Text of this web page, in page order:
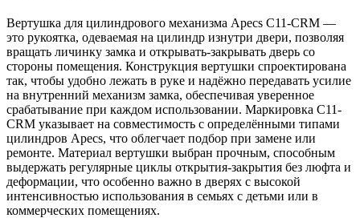
Вертушка для цилиндрового механизма Apecs C11-CRM —
это рукоятка, одеваемая на цилиндр изнутри двери, позволяя
вращать личинку замка и открывать-закрывать дверь со
стороны помещения. Конструкция вертушки спроектирована
так, чтобы удобно лежать в руке и надёжно передавать усилие
на внутренний механизм замка, обеспечивая уверенное
срабатывание при каждом использовании. Маркировка C11-
CRM указывает на совместимость с определёнными типами
цилиндров Apecs, что облегчает подбор при замене или
ремонте. Материал вертушки выбран прочным, способным
выдержать регулярные циклы открытия-закрытия без люфта и
деформации, что особенно важно в дверях с высокой
интенсивностью использования в семьях с детьми или в
коммерческих помещениях.